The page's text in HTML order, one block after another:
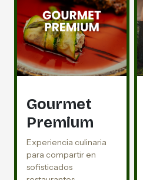
Gourmet
Premium
Experiencia culinaria
para compartir en
sofisticados